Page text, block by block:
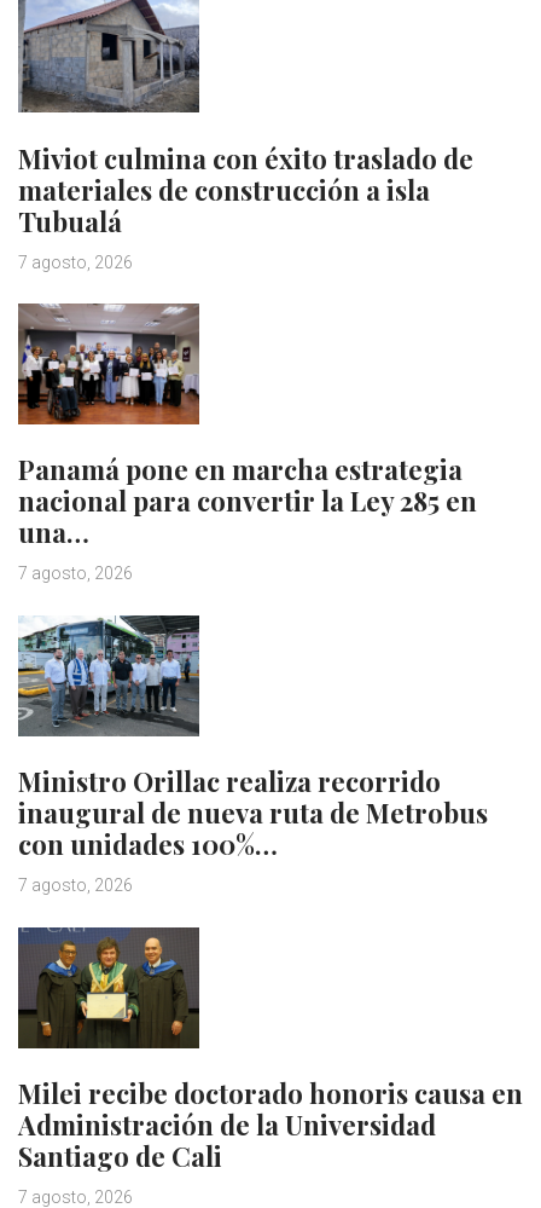
Miviot culmina con éxito traslado de
materiales de construcción a isla
Tubualá
7 agosto, 2026
Panamá pone en marcha estrategia
nacional para convertir la Ley 285 en
una…
7 agosto, 2026
Ministro Orillac realiza recorrido
inaugural de nueva ruta de Metrobus
con unidades 100%…
7 agosto, 2026
Milei recibe doctorado honoris causa en
Administración de la Universidad
Santiago de Cali
7 agosto, 2026